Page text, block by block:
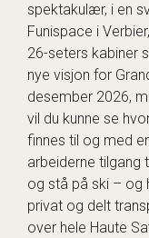
spektakulær, i en
Funispace i
26-seters kabiner
nye visjon for
desember 2026,
vil du kunne se
finnes til og med
arbeiderne tilgang
og stå på ski – og
privat og delt
over hele Haute